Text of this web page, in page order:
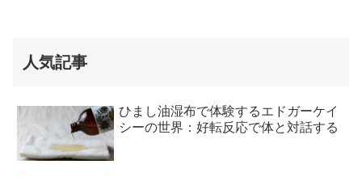
人気記事
ひまし油湿布で体験するエドガーケイ
シーの世界：好転反応で体と対話する